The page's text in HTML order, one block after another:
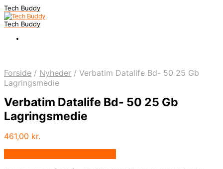
Tech Buddy
Tech Buddy
Forside / Nyheder / Verbatim Datalife Bd- 50 25 Gb
Lagringsmedie
Verbatim Datalife Bd- 50 25 Gb
Lagringsmedie
461,00 kr.